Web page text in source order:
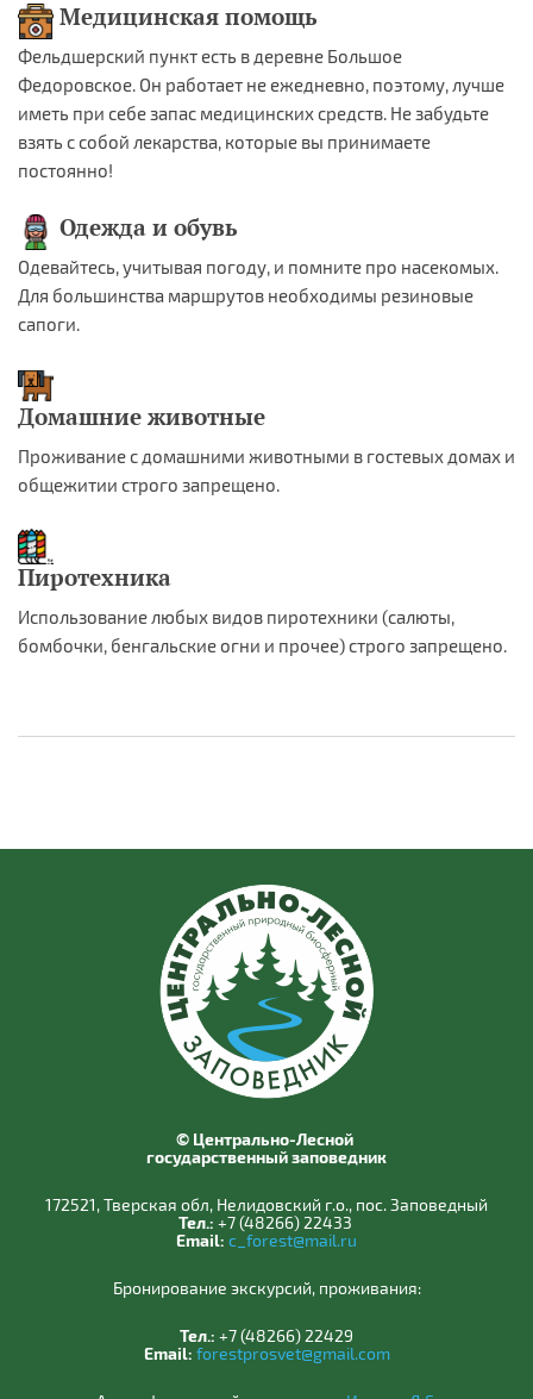
Медицинская помощь
Фельдшерский пункт есть в деревне Большое
Федоровское. Он работает не ежедневно, поэтому, лучше
иметь при себе запас медицинских средств. Не забудьте
взять с собой лекарства, которые вы принимаете
постоянно!
Одежда и обувь
Одевайтесь, учитывая погоду, и помните про насекомых.
Для большинства маршрутов необходимы резиновые
сапоги.
Домашние животные
Проживание с домашними животными в гостевых домах и
общежитии строго запрещено.
Пиротехника
Использование любых видов пиротехники (салюты,
бомбочки, бенгальские огни и прочее) строго запрещено.
© Центрально-Лесной
государственный заповедник
172521, Тверская обл, Нелидовский г.о., пос. Заповедный
Тел.: +7 (48266) 22433
Email: c_forest@mail.ru
Бронирование экскурсий, проживания:
Тел.: +7 (48266) 22429
Email: forestprosvet@gmail.com